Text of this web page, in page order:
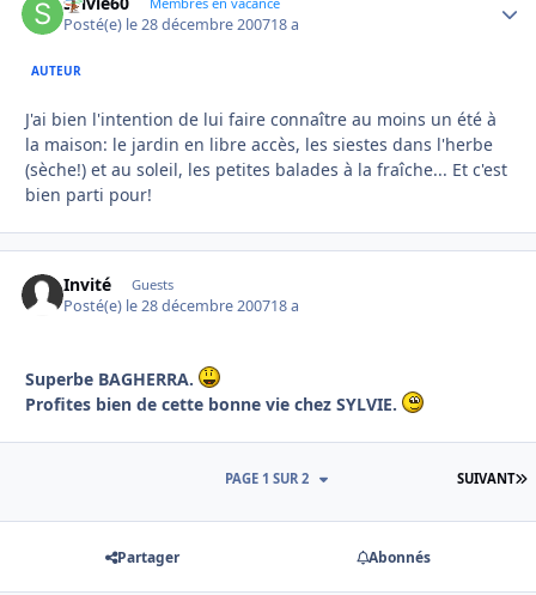
Posté(e) le 28 décembre 200718 a
AUTEUR
J'ai bien l'intention de lui faire connaître au moins un été à
la maison: le jardin en libre accès, les siestes dans l'herbe
(sèche!) et au soleil, les petites balades à la fraîche... Et c'est
bien parti pour!
Invité Guests
Posté(e) le 28 décembre 200718 a
Superbe BAGHERRA.
Profites bien de cette bonne vie chez SYLVIE.
SUIVANT
PAGE 1 SUR 2
Partager Abonnés